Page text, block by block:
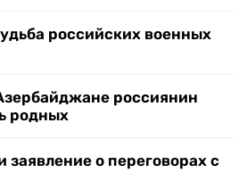
российских военных
россиянин
родных
заявление о переговорах с